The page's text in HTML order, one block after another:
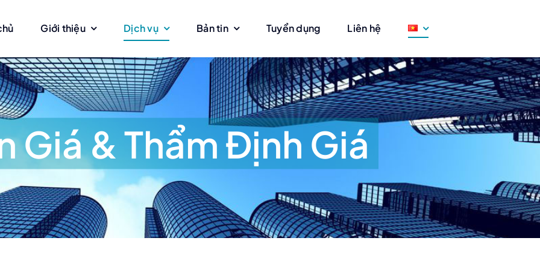
Giới thiệu Dịch vụ Bản tin Tuyển dụng Liên hệ
Giá & Thẩm Định Giá